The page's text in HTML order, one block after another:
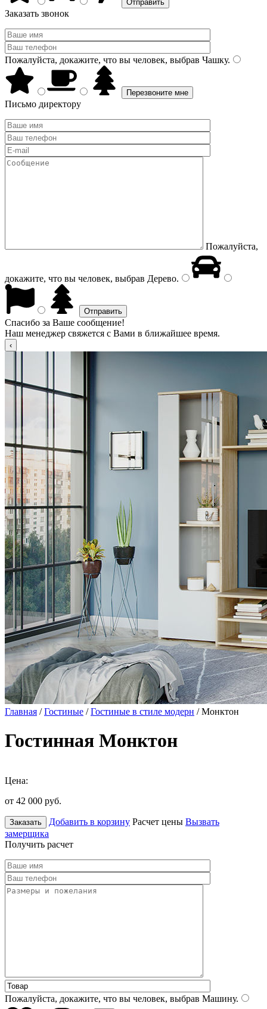
Заказать звонок
Пожалуйста, докажите, что вы человек, выбрав Чашку.
Письмо директору
Пожалуйста,
докажите, что вы человек, выбрав Дерево.
Спасибо за Ваше сообщение!
Наш менеджер свяжется с Вами в ближайшее время.
Главная /Гостиные /Гостиные в стиле модерн / Монктон
Гостинная Монктон
Цена:
от 42 000 руб.
Заказать Добавить в корзину Расчет цены Вызвать
замерщика
Получить расчет
Пожалуйста, докажите, что вы человек, выбрав Машину.